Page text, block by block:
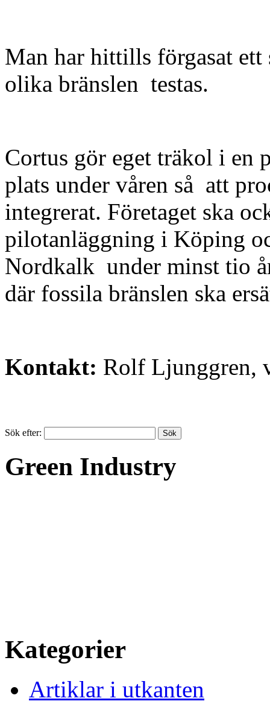
Man har hittills förgasat ett
olika bränslen testas.
Cortus gör eget träkol i en
plats under våren så att
integrerat. Företaget ska
pilotanläggning i Köping
Nordkalk under minst tio
där fossila bränslen ska
Kontakt: Rolf Ljunggren,
Sök efter:
Green Industry
Kategorier
Artiklar i utkanten